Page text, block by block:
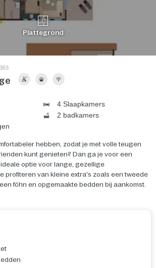
Plattegrond
4 Slaapkamers
2 badkamers
hebben, zodat je met volle teugen
kunt genieten? Dan ga je voor een
optie voor lange, gezellige
profiteren van kleine extra's zoals een tweede
föhn en opgemaakte bedden bij aankomst.